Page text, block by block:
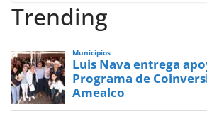
Trending
Municipios
Luis Nava entrega
Programa de
Amealco